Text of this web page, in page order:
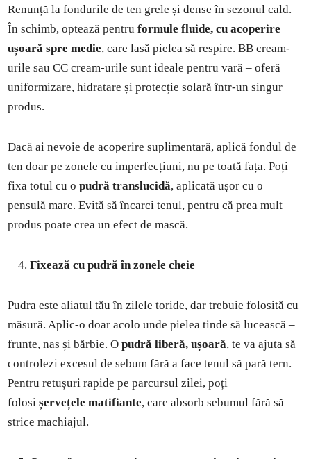
Renunță la fondurile de ten grele și dense în sezonul cald.
În schimb, optează pentruformule fluide, cu acoperire
ușoară spre medie, care lasă pielea să respire. BB cream-
urile sau CC cream-urile sunt ideale pentru vară – oferă
uniformizare, hidratare și protecție solară într-un singur
produs.
Dacă ai nevoie de acoperire suplimentară, aplică fondul de
ten doar pe zonele cu imperfecțiuni, nu pe toată fața. Poți
fixa totul cu opudră translucidă, aplicată ușor cu o
pensulă mare. Evită să încarci tenul, pentru că prea mult
produs poate crea un efect de mască.
Fixează cu pudră în zonele cheie
Pudra este aliatul tău în zilele toride, dar trebuie folosită cu
măsură. Aplic-o doar acolo unde pielea tinde să lucească –
frunte, nas și bărbie. Opudră liberă, ușoară, te va ajuta să
controlezi excesul de sebum fără a face tenul să pară tern.
Pentru retușuri rapide pe parcursul zilei, poți
folosișervețele matifiante, care absorb sebumul fără să
strice machiajul.